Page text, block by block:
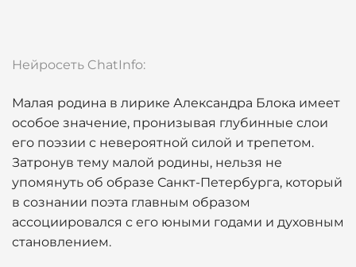
Нейросеть ChatInfo:
Малая родина в лирике Александра Блока имеет
особое значение, пронизывая глубинные слои
его поэзии с невероятной силой и трепетом.
Затронув тему малой родины, нельзя не
упомянуть об образе Санкт-Петербурга, который
в сознании поэта главным образом
ассоциировался с его юными годами и духовным
становлением.